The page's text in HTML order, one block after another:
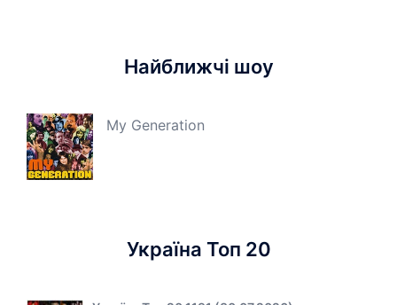
Найближчі шоу
My Generation
Україна Топ 20